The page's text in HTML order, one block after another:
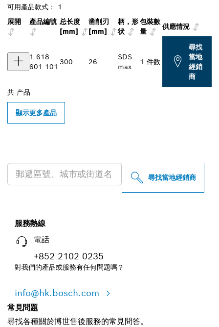
可用產品款式：
1
展開
產品編號 总长度
[mm]
凿削刃
[mm]
柄，形
状
包裝數
量
供應情況
1 618
601 101
300 26
SDS
max
1 件数
尋找
當地
經銷
商
共 产品
顯示更多產品
尋找當地經銷商
服務熱線
電話
+852 2102 0235
對我們的產品或服務有任何問題嗎？
info@hk.bosch.com
常見問題
尋找各種關於博世售後服務的常見問答。